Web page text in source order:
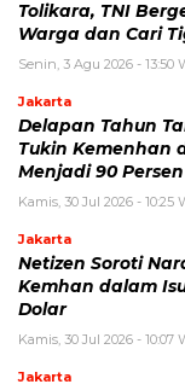
Tolikara, TNI
Warga dan Cari
Senin, 3 Agu 2026 - 13:50
Jakarta
Delapan Tahun
Tukin Kemenhan
Menjadi 90 Persen
Kamis, 30 Jul 2026 - 10:25
Jakarta
Netizen Soroti
Kemhan dalam
Dolar
Kamis, 30 Jul 2026 - 10:07
Jakarta